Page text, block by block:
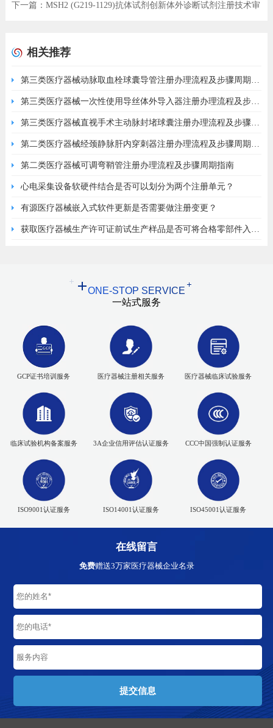
告
下一篇： MSH2 (G219-1129)抗体试剂创新体外诊断试剂注册技术审
相关推荐
第三类医疗器械动脉取血栓球囊导管注册办理流程及步骤周期指
南
第三类医疗器械一次性使用导丝体外导入器注册办理流程及步骤
周期指南
第三类医疗器械直视手术主动脉封堵球囊注册办理流程及步骤周
期指南
第二类医疗器械经颈静脉肝内穿刺器注册办理流程及步骤周期指
南
第二类医疗器械可调弯鞘管注册办理流程及步骤周期指南
心电采集设备软硬件结合是否可以划分为两个注册单元？
有源医疗器械嵌入式软件更新是否需要做注册变更？
获取医疗器械生产许可证前试生产样品是否可将合格零部件入原
ONE-STOP SERVICE
一站式服务
GCP证书培训服务 医疗器械注册相关服务 医疗器械临床试验服务
临床试验机构备案服务 3A企业信用评估认证服务 CCC中国强制认证服务
ISO9001认证服务 ISO14001认证服务 ISO45001认证服务
在线留言
免费赠送3万家医疗器械企业名录